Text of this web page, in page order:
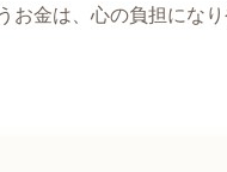
お金は、心の負担にな